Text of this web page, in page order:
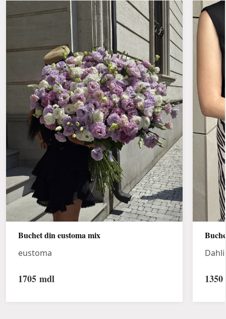
Buchet din eustoma mix
eustoma
1705 mdl 1350